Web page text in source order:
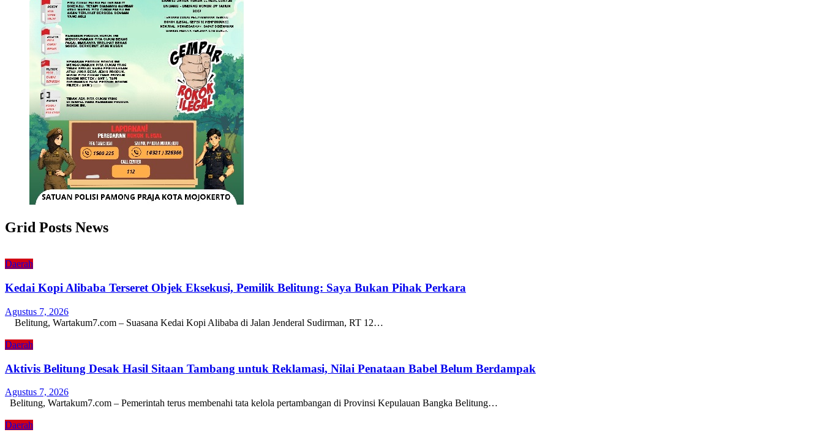
Grid Posts News
Daerah
Kedai Kopi Alibaba Terseret Objek Eksekusi, Pemilik Belitung: Saya Bukan Pihak Perkara
Agustus 7, 2026
Belitung, Wartakum7.com – Suasana Kedai Kopi Alibaba di Jalan Jenderal Sudirman, RT 12…
Daerah
Aktivis Belitung Desak Hasil Sitaan Tambang untuk Reklamasi, Nilai Penataan Babel Belum Berdampak
Agustus 7, 2026
Belitung, Wartakum7.com – Pemerintah terus membenahi tata kelola pertambangan di Provinsi Kepulauan Bangka Belitung…
Daerah